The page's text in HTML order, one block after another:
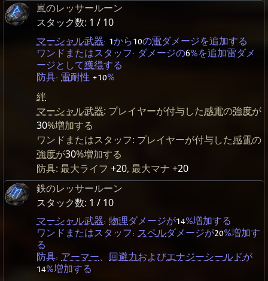
嵐のレッサールーン
スタック数: 1 / 10
マーシャル武器: 1から10の雷ダメージを追加する
ワンドまたはスタッフ: ダメージの6%を追加雷ダメ
ージとして獲得する
防具: 雷耐性 +10%
絆
マーシャル武器: プレイヤーが付与した感電の強度が
30%増加する
ワンドまたはスタッフ: プレイヤーが付与した感電の
強度が30%増加する
防具: 最大ライフ +20, 最大マナ +20
鉄のレッサールーン
スタック数: 1 / 10
マーシャル武器: 物理ダメージが14%増加する
ワンドまたはスタッフ: スペルダメージが20%増加す
る
防具: アーマー、 回避力およびエナジーシールドが
14%増加する